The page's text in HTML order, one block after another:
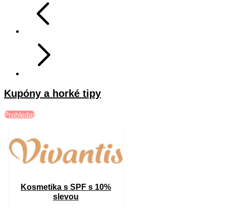
Kupóny a horké tipy
Prohledat
Kosmetika s SPF s 10%
slevou